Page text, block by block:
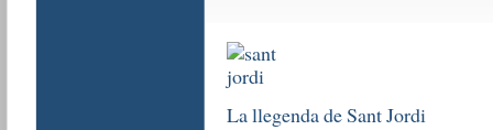
La llegenda de Sant Jordi